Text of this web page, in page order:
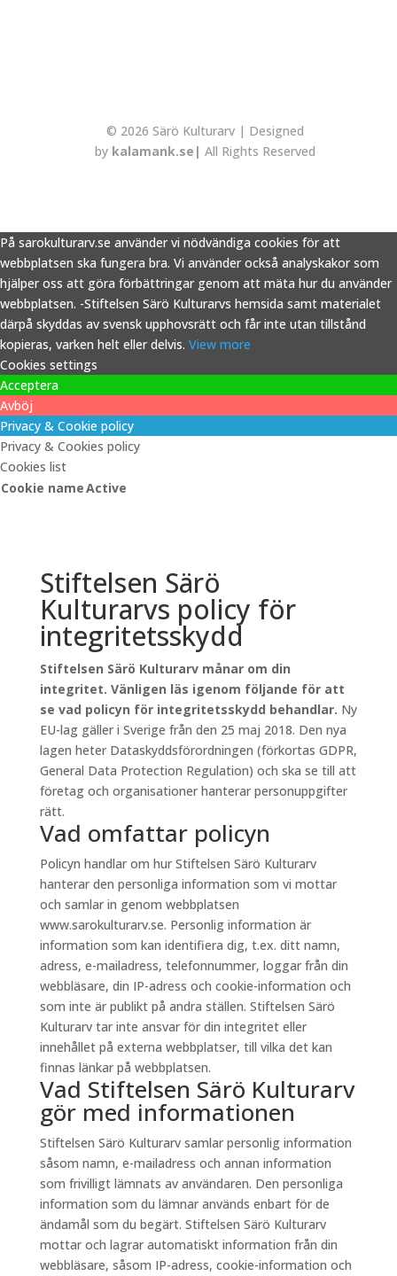
© 2026 Särö Kulturarv | Designed
by kalamank.se| All Rights Reserved
På sarokulturarv.se använder vi nödvändiga cookies för att
webbplatsen ska fungera bra. Vi använder också analyskakor som
hjälper oss att göra förbättringar genom att mäta hur du använder
webbplatsen. -Stiftelsen Särö Kulturarvs hemsida samt materialet
därpå skyddas av svensk upphovsrätt och får inte utan tillstånd
kopieras, varken helt eller delvis. View more
Cookies settings
Acceptera
Avböj
Privacy & Cookie policy
Privacy & Cookies policy
Cookies list
Cookie nameActive
Stiftelsen Särö
Kulturarvs policy för
integritetsskydd
Stiftelsen Särö Kulturarv månar om din
integritet. Vänligen läs igenom följande för att
se vad policyn för integritetsskydd behandlar. Ny
EU-lag gäller i Sverige från den 25 maj 2018. Den nya
lagen heter Dataskyddsförordningen (förkortas GDPR,
General Data Protection Regulation) och ska se till att
företag och organisationer hanterar personuppgifter
rätt.
Vad omfattar policyn
Policyn handlar om hur Stiftelsen Särö Kulturarv
hanterar den personliga information som vi mottar
och samlar in genom webbplatsen
www.sarokulturarv.se. Personlig information är
information som kan identifiera dig, t.ex. ditt namn,
adress, e-mailadress, telefonnummer, loggar från din
webbläsare, din IP-adress och cookie-information och
som inte är publikt på andra ställen. Stiftelsen Särö
Kulturarv tar inte ansvar för din integritet eller
innehållet på externa webbplatser, till vilka det kan
finnas länkar på webbplatsen.
Vad Stiftelsen Särö Kulturarv
gör med informationen
Stiftelsen Särö Kulturarv samlar personlig information
såsom namn, e-mailadress och annan information
som frivilligt lämnats av användaren. Den personliga
information som du lämnar används enbart för de
ändamål som du begärt. Stiftelsen Särö Kulturarv
mottar och lagrar automatiskt information från din
webbläsare, såsom IP-adress, cookie-information och